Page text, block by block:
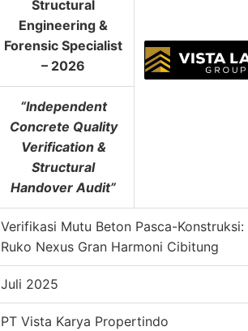
Structural
Engineering &
Forensic Specialist
– 2026
“Independent
Concrete Quality
Verification &
Structural
Handover Audit”
Verifikasi Mutu Beton Pasca-Konstruksi:
Ruko Nexus Gran Harmoni Cibitung
Juli 2025
PT Vista Karya Propertindo